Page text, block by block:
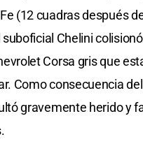
(12 cuadras después
Chelini
Corsa gris que
Como consecuencia
gravemente herido y